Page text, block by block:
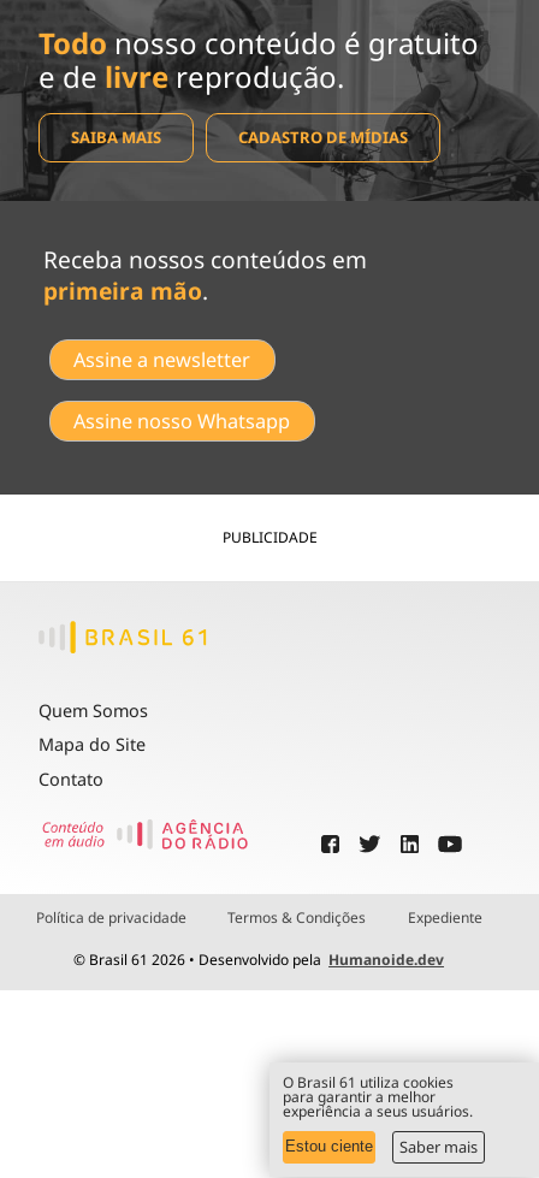
Todo nosso conteúdo é gratuito
e de livrereprodução.
SAIBA MAIS CADASTRO DE MÍDIAS
Receba nossos conteúdos em
primeira mão.
Assine a newsletter
Assine nosso Whatsapp
PUBLICIDADE
Quem Somos
Mapa do Site
Contato
Política de privacidade Termos & Condições Expediente
© Brasil 61 2026 • Desenvolvido pela Humanoide.dev
O Brasil 61 utiliza cookies
para garantir a melhor
experiência a seus usuários.
Estou ciente Saber mais